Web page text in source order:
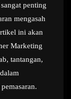
penting
mengasah
ini akan
Marketing
tantangan,